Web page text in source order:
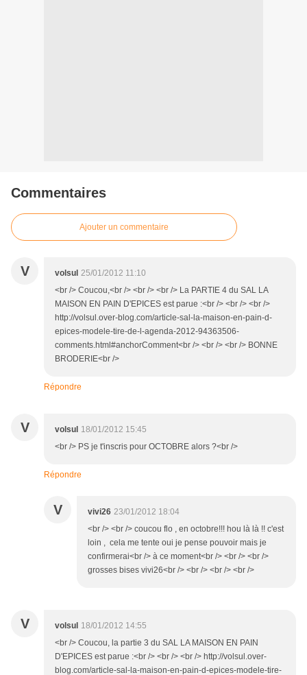
Commentaires
Ajouter un commentaire
V volsul 25/01/2012 11:10
<br /> Coucou,<br /> <br /> <br /> La PARTIE 4 du SAL LA
MAISON EN PAIN D'EPICES est parue :<br /> <br /> <br />
http://volsul.over-blog.com/article-sal-la-maison-en-pain-d-
epices-modele-tire-de-l-agenda-2012-94363506-
comments.html#anchorComment<br /> <br /> <br /> BONNE
BRODERIE<br />
Répondre
V volsul 18/01/2012 15:45
<br /> PS je t'inscris pour OCTOBRE alors ?<br />
Répondre
V vivi26 23/01/2012 18:04
<br /> <br /> coucou flo , en octobre!!! hou là là !! c'est
loin , cela me tente oui je pense pouvoir mais je
confirmerai<br /> à ce moment<br /> <br /> <br />
grosses bises vivi26<br /> <br /> <br /> <br />
V volsul 18/01/2012 14:55
<br /> Coucou, la partie 3 du SAL LA MAISON EN PAIN
D'EPICES est parue :<br /> <br /> <br /> http://volsul.over-
blog.com/article-sal-la-maison-en-pain-d-epices-modele-tire-